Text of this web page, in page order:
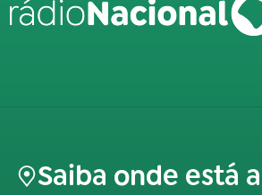
Saiba onde está